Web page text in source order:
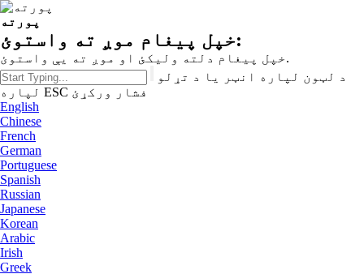
پورته
خپل پیغام موږ ته واستوئ:
خپل پیغام دلته ولیکئ او موږ ته یې واستوئ.
د لټون لپاره انټر یا د تړلو
لپاره ESC فشار ورکړئ
English
Chinese
French
German
Portuguese
Spanish
Russian
Japanese
Korean
Arabic
Irish
Greek